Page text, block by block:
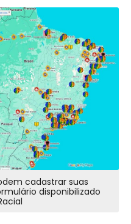
cadastrar suas
disponibilizado